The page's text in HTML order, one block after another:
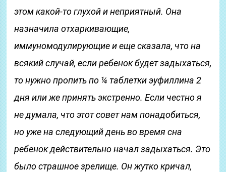
этом какой-то глухой и неприятный. Она
назначила отхаркивающие,
иммуномодулирующие и еще сказала, что на
всякий случай, если ребенок будет задыхаться,
то нужно пропить по ¼ таблетки эуфиллина 2
дня или же принять экстренно. Если честно я
не думала, что этот совет нам понадобиться,
но уже на следующий день во время сна
ребенок действительно начал задыхаться. Это
было страшное зрелище. Он жутко кричал,